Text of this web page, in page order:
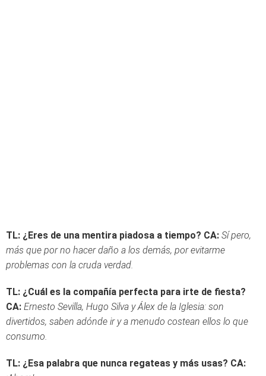
TL: ¿Eres de una mentira piadosa a tiempo? CA: Sí pero,
más que por no hacer daño a los demás, por evitarme
problemas con la cruda verdad.
TL: ¿Cuál es la compañía perfecta para irte de fiesta?
CA: Ernesto Sevilla, Hugo Silva y Álex de la Iglesia: son
divertidos, saben adónde ir y a menudo costean ellos lo que
consumo.
TL: ¿Esa palabra que nunca regateas y más usas? CA: